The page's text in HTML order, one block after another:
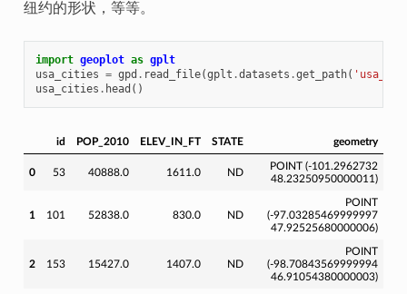
纽约的形状，等等。
import geoplot as gplt
usa_cities = gpd . read_file(gplt .datasets .get_path(
usa_cities . head ()
id POP_2010 ELEV_IN_FT STATE geometry
0 53 40888.0 1611.0 ND
POINT (-101.2962732
48.23250950000011)
1 101 52838.0 830.0 ND
POINT
(-97.03285469999997
47.92525680000006)
2 153 15427.0 1407.0 ND
POINT
(-98.70843569999994
46.91054380000003)